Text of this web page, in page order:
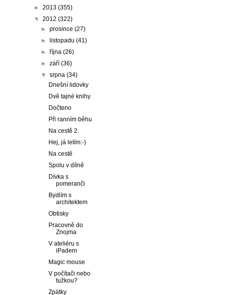
► 2013 (355)
▼ 2012 (322)
►prosince(27)
►
listopadu(41)
►října(26)
►září(36)
▼srpna(34)
Dnešní lidovky
Dvě tajné knihy
Dočteno
Při ranním běhu
Na cestě 2.
Hej, já letím:-)
Na cestě
Spolu v dílně
Dívka s
pomeranči
Bydlím s
architektem
Obtisky
Pracovně do
Znojma
V ateliéru s
iPadem
Magic mouse
V počítači nebo
tužkou?
Zpátky